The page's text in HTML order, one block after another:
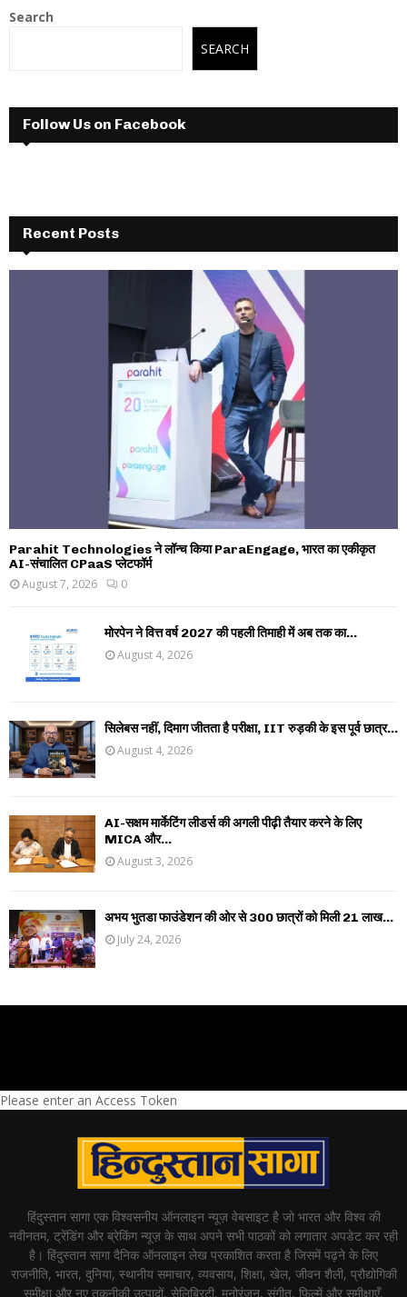
Search
SEARCH
Follow Us on Facebook
Recent Posts
Parahit Technologies ने लॉन्च किया ParaEngage, भारत का एकीकृत
AI-संचालित CPaaS प्लेटफॉर्म
August 7, 2026
0
मोरपेन ने वित्त वर्ष 2027 की पहली तिमाही में अब तक का...
August 4, 2026
सिलेबस नहीं, दिमाग जीतता है परीक्षा, IIT रुड़की के इस पूर्व छात्र...
August 4, 2026
AI-सक्षम मार्केटिंग लीडर्स की अगली पीढ़ी तैयार करने के लिए
MICA और...
August 3, 2026
अभय भुतडा फाउंडेशन की ओर से 300 छात्रों को मिली 21 लाख...
July 24, 2026
Please enter an Access Token
हिंदुस्तान सागा एक विश्वसनीय ऑनलाइन न्यूज़ वेबसाइट है जो भारत और विश्व की
नवीनतम, ट्रेंडिंग और ब्रेकिंग न्यूज़ के साथ अपने सभी पाठकों को लगातार अपडेट कर रही
है। हिंदुस्तान सागा दैनिक ऑनलाइन लेख प्रकाशित करता है जिसमें पढ़ने के लिए
राजनीति, भारत, दुनिया, स्थानीय समाचार, व्यवसाय, शिक्षा, खेल, जीवन शैली, प्रौद्योगिकी
समीक्षा और नए तकनीकी उत्पादों, सेलिब्रिटी, मनोरंजन, संगीत, फिल्में और समीक्षाएँ,